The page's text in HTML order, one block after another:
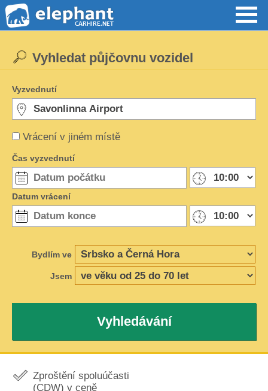
Vrácení v jiném místě
Vyhledat půjčovnu vozidel
Vyzvednutí
Čas vyzvednutí
Datum vrácení
Bydlím ve
Jsem
Vyhledávání
Zproštění spoluúčasti
(CDW) v ceně